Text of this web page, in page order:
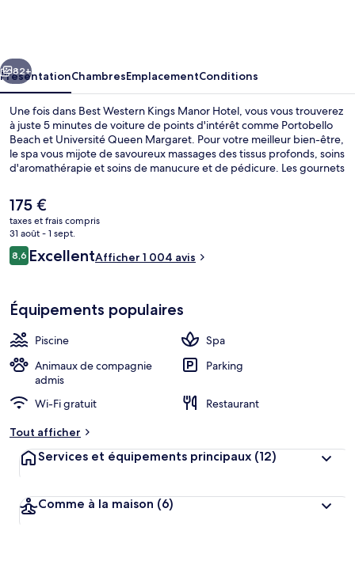
Hotel
Suivant
82+
PrésentationChambresEmplacementConditions
Une fois dans Best Western Kings Manor Hotel, vous vous trouverez
à juste 5 minutes de voiture de points d'intérêt comme Portobello
Beach et Université Queen Margaret. Pour votre meilleur bien-être,
le spa vous mijote de savoureux massages des tissus profonds, soins
d'aromathérapie et soins de manucure et de pédicure. Les gournets
dans l'établissement Lauders, qui est ouvert au moment du petit
déjeuner et du dîner. Parmi les autres petits avantages de cet
hébergement figurent une piscine couverte, un bar / salon et un
centre de remise en forme. Les autres voyageurs adorent le
personnel attentionné.
Le
prix
actuel
est
de
175 €
taxes et frais compris
31 août - 1 sept.
Avis
voyageurs
8,68,6 sur 10
ExcellentAfficher 1 004 avis
Équipements populaires
Piscine
Spa
Animaux de compagnie
admis
Parking
Wi-Fi gratuit
Restaurant
Tout afficher
Services et équipements principaux (12)
Comme à la maison (6)